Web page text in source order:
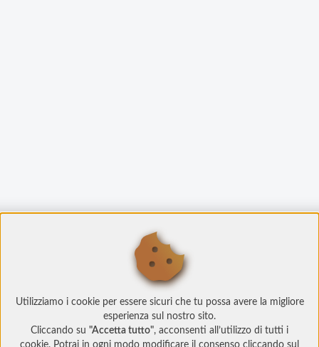
Utilizziamo i cookie per essere sicuri che tu possa avere la migliore
esperienza sul nostro sito.
Cliccando su "Accetta tutto", acconsenti all’utilizzo di tutti i
cookie. Potrai in ogni modo modificare il consenso cliccando sul